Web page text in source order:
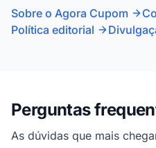
Sobre o Agora Cupom
Política editorial
Perguntas
As dúvidas que mais